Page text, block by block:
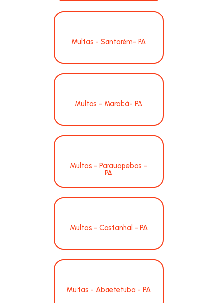
Multas - Santarém- PA
Multas - Marabá- PA
Multas - Parauapebas -
PA
Multas - Castanhal - PA
Multas - Abaetetuba - PA